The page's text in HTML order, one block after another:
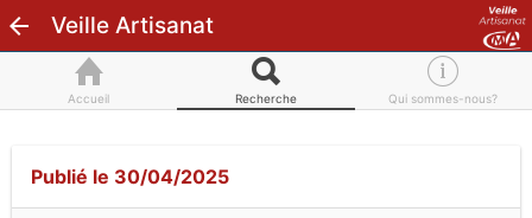
Veille Artisanat
Accueil Recherche Qui sommes-nous?
Publié le 30/04/2025